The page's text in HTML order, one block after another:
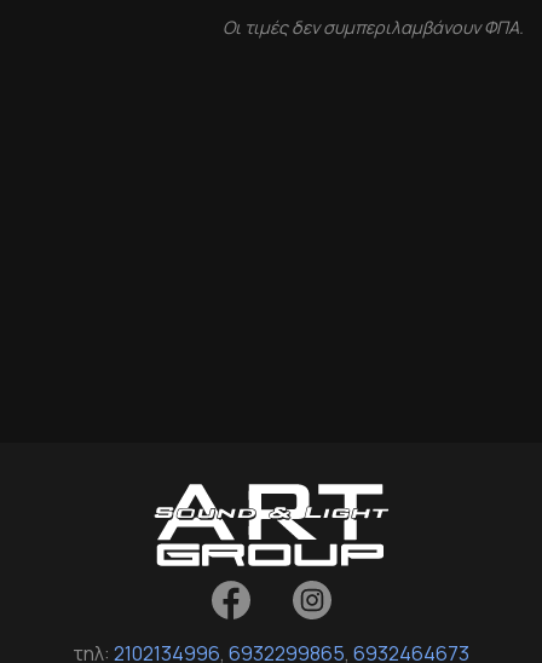
Οι τιμές δεν συμπεριλαμβάνουν ΦΠΑ.
τηλ: 2102134996, 6932299865, 6932464673